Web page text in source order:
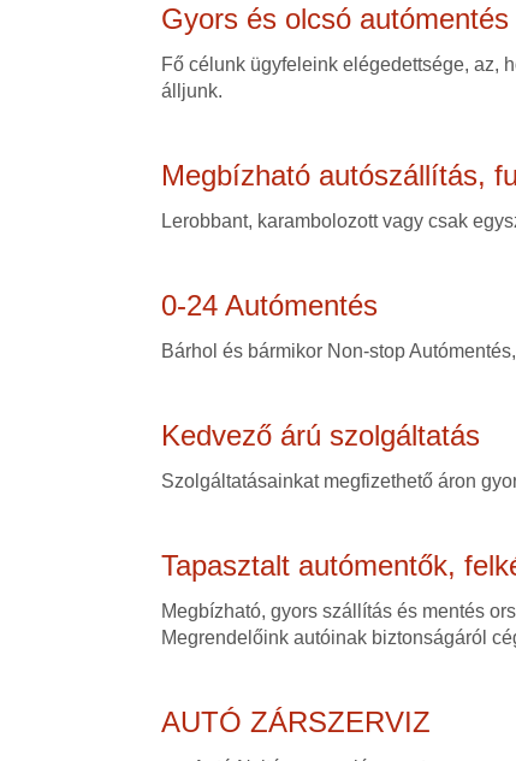
Gyors és olcsó
Fő célunk ügyfeleink elégedettsége, az,
álljunk.
Megbízható autószállítás,
Lerobbant, karambolozott vagy csak
0-24 Autómentés
Bárhol és bármikor Non-stop
Kedvező árú szolgáltatás
Szolgáltatásainkat megfizethető áron
Tapasztalt autómentők,
Megbízható, gyors szállítás és mentés
Megrendelőink autóinak biztonságáról
AUTÓ ZÁRSZERVIZ